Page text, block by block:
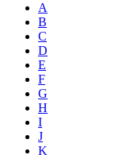
A
B
C
D
E
F
G
H
I
J
K